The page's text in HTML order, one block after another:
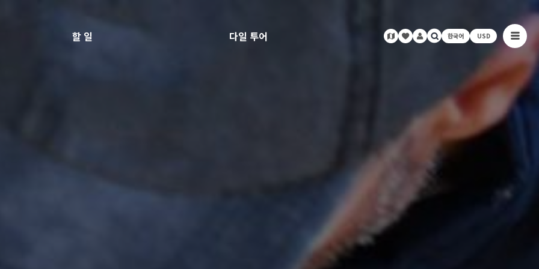
할 일 다일 투어 한국어 USD